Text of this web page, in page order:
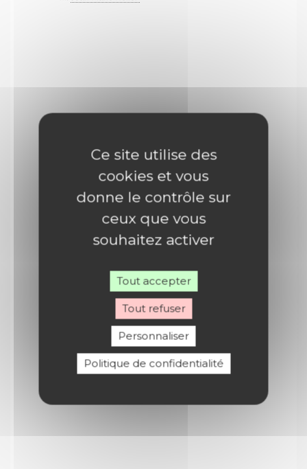
Ce site utilise des
cookies et vous
donne le contrôle sur
ceux que vous
souhaitez activer
Tout accepter
Tout refuser
Personnaliser
Politique de confidentialité